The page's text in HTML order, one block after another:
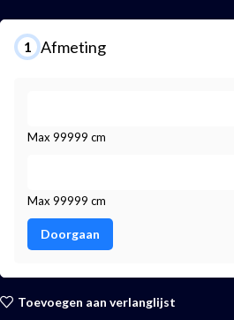
1 Afmeting
Max 99999 cm
Max 99999 cm
Doorgaan
Toevoegen aan verlanglijst